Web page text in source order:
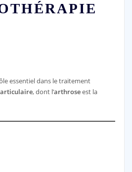
essentiel dans le traitement
, dont l’arthroseest la